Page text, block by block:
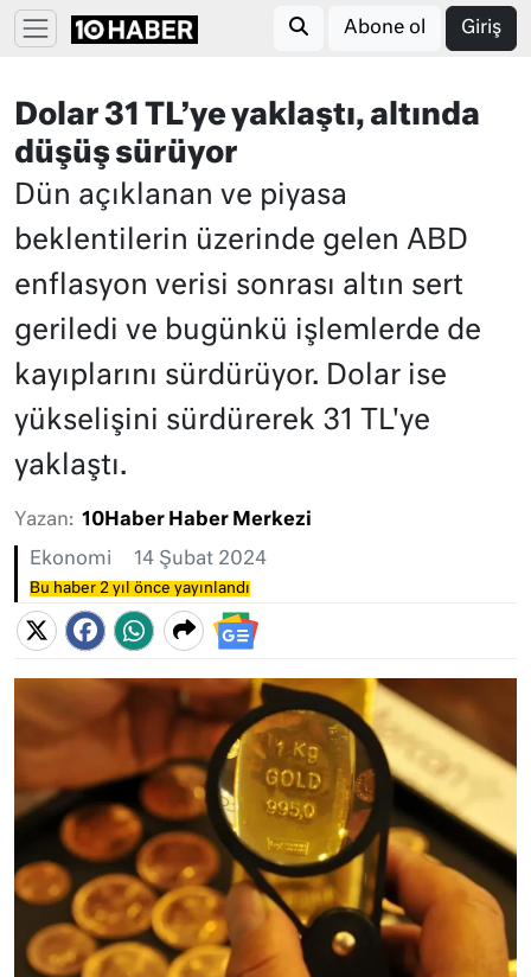
Abone ol Giriş
Dolar 31 TL’ye yaklaştı, altında
düşüş sürüyor
Dün açıklanan ve piyasa
beklentilerin üzerinde gelen ABD
enflasyon verisi sonrası altın sert
geriledi ve bugünkü işlemlerde de
kayıplarını sürdürüyor. Dolar ise
yükselişini sürdürerek 31 TL'ye
yaklaştı.
Yazan: 10Haber Haber Merkezi
Ekonomi 14 Şubat 2024
Bu haber 2 yıl önce yayınlandı